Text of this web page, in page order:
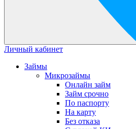
Личный кабинет
Займы
Микрозаймы
Онлайн займ
Займ срочно
По паспорту
На карту
Без отказа